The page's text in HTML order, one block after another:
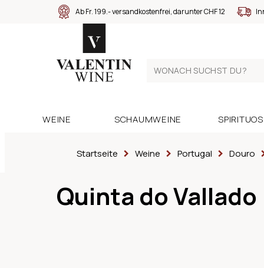
Ab Fr. 199.- versandkostenfrei, darunter CHF 12
WEINE SCHAUMWEINE
Startseite Weine Portugal Douro
Quinta do Vallado